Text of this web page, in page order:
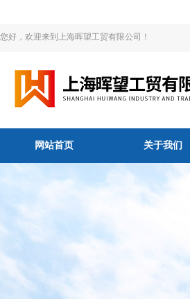
您好，欢迎来到上海晖望工贸有限公司！
网站首页 关于我们